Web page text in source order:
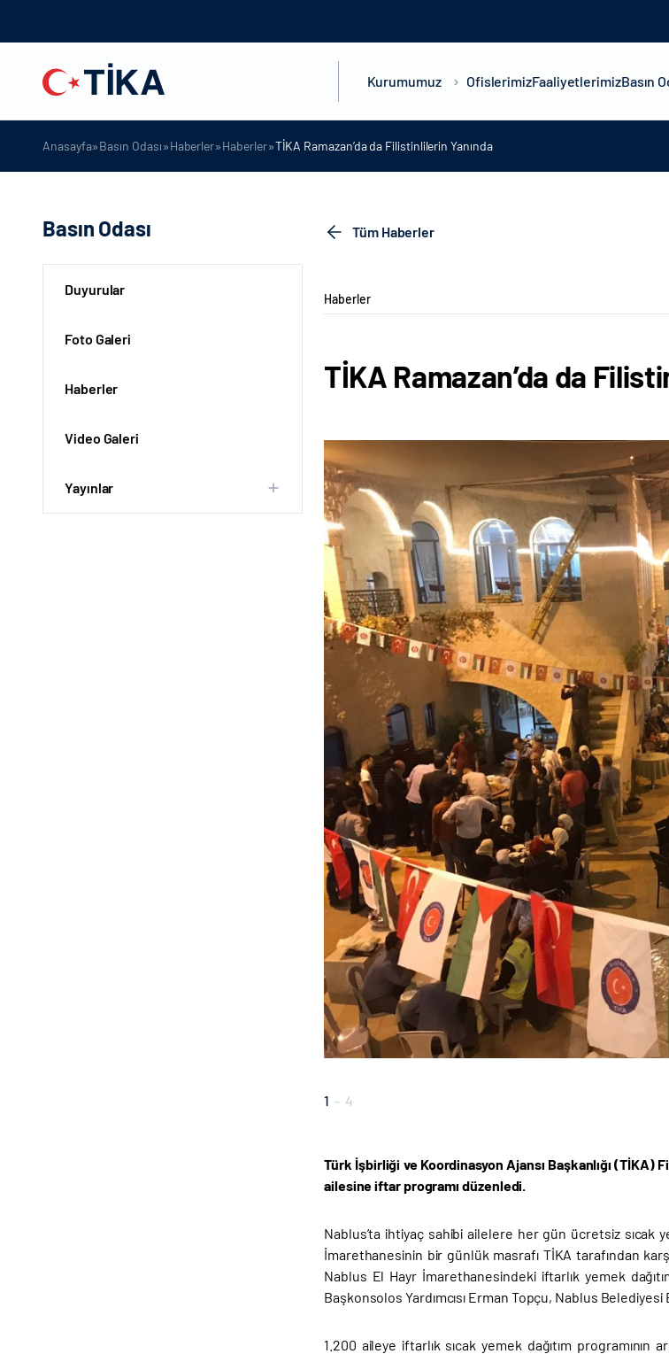
Kurumumuz OfislerimizFaaliyetlerimizBasın
Anasayfa»Basın Odası»Haberler»Haberler»TİKA Ramazan’da da Filistinlilerin Yanında
Basın Odası
Duyurular
Foto Galeri
Haberler
Video Galeri
Yayınlar
Tüm Haberler
Haberler
TİKA Ramazan’da da
1 - 4
Türk İşbirliği ve Koordinasyon Ajansı Başkanlığı
ailesine iftar programı düzenledi.
Nablus’ta ihtiyaç sahibi ailelere her gün ücretsiz sıcak
İmarethanesinin bir günlük masrafı TİKA tarafından
Nablus El Hayr İmarethanesindeki iftarlık yemek
Başkonsolos Yardımcısı Erman Topçu, Nablus
1.200 aileye iftarlık sıcak yemek dağıtım